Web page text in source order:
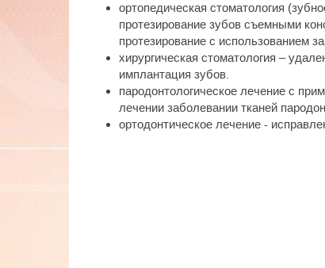
ортопедическая стоматология
протезирование зубов съемными
протезирование с использованием
хирургическая стоматология –
имплантация зубов.
пародонтологическое лечение с
лечении заболевании тканей
ортодонтическое лечение -